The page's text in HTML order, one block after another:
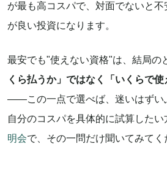
が最も高コスパで、対面でないと
が良い投資になります。
最安でも"使えない資格"は、結局の
くら払うか」ではなく「いくらで使
——この一点で選べば、迷いはずい
自分のコスパを具体的に試算した
明会で、その一問だけ聞いてみてく